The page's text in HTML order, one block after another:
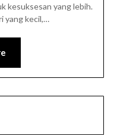
kesuksesan yang lebih.
yang kecil,…